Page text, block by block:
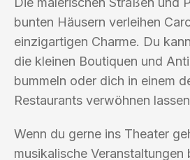
bunten Häusern verleihen
einzigartigen Charme. Du
die kleinen Boutiquen und
bummeln oder dich in einem
Restaurants verwöhnen
Wenn du gerne ins Theater
musikalische